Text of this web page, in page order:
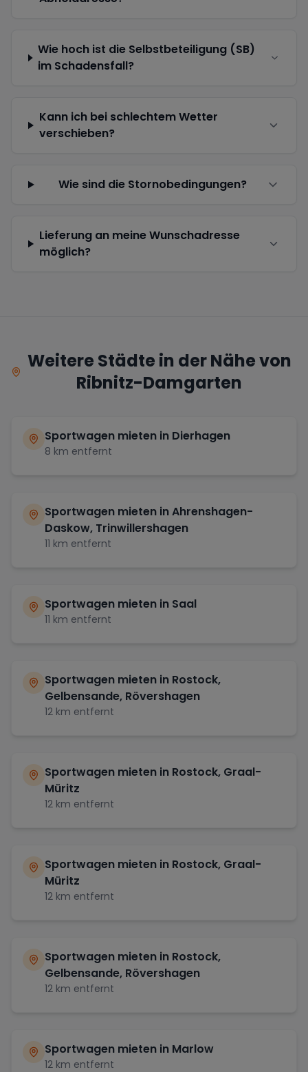
Wie hoch ist die Selbstbeteiligung (SB)
im Schadensfall?
Kann ich bei schlechtem Wetter
verschieben?
Wie sind die Stornobedingungen?
Lieferung an meine Wunschadresse
möglich?
Weitere Städte in der Nähe von
Ribnitz-Damgarten
Sportwagen mieten in Dierhagen
8 km entfernt
Sportwagen mieten inAhrenshagen-
Daskow, Trinwillershagen
11 km entfernt
Sportwagen mieten in Saal
11 km entfernt
Sportwagen mieten in Rostock,
Gelbensande, Rövershagen
12 km entfernt
Sportwagen mieten in Rostock, Graal-
Müritz
12 km entfernt
Sportwagen mieten in Rostock, Graal-
Müritz
12 km entfernt
Sportwagen mieten in Rostock,
Gelbensande, Rövershagen
12 km entfernt
Sportwagen mieten in Marlow
12 km entfernt